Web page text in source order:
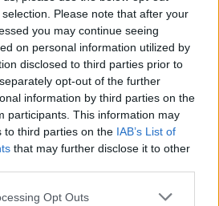
Please note that after your
you may continue seeing
on personal information utilized by
disclosed to third parties prior to
opt-out of the further
information by third parties on the
participants. This information may
to third parties on the IAB’s List of
that may further disclose it to other
Opt Outs